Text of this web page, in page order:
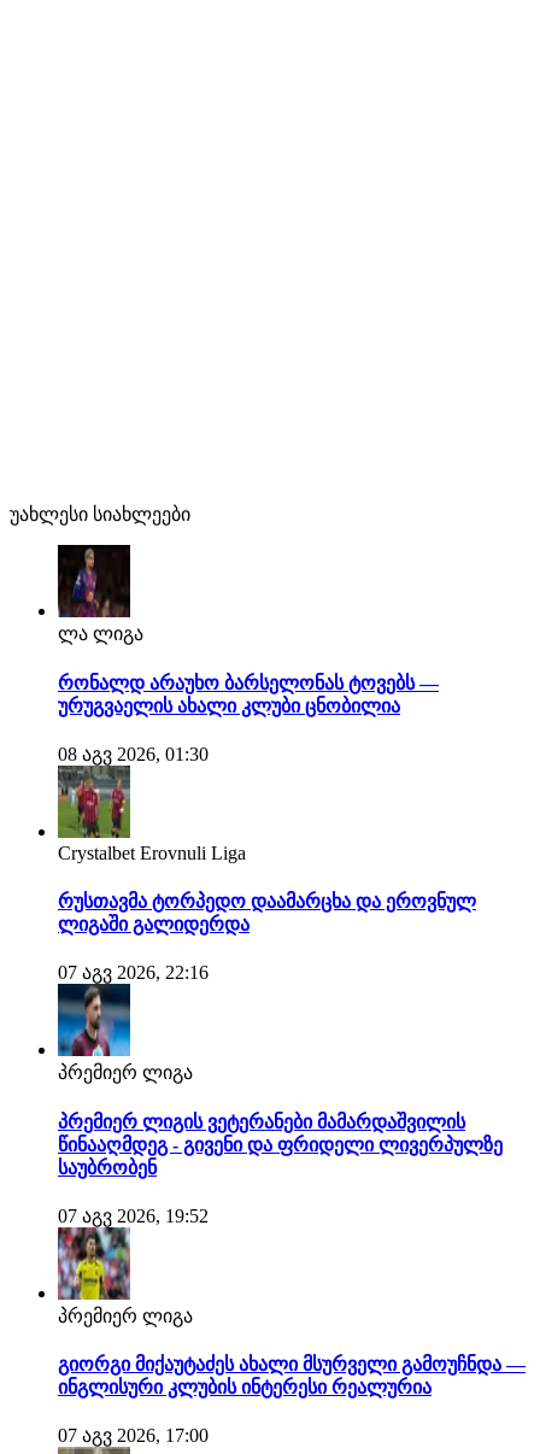
უახლესი სიახლეები
ლა ლიგა
რონალდ არაუხო ბარსელონას ტოვებს —
ურუგვაელის ახალი კლუბი ცნობილია
08 აგვ 2026, 01:30
Crystalbet Erovnuli Liga
რუსთავმა ტორპედო დაამარცხა და ეროვნულ
ლიგაში გალიდერდა
07 აგვ 2026, 22:16
პრემიერ ლიგა
პრემიერ ლიგის ვეტერანები მამარდაშვილის
წინააღმდეგ - გივენი და ფრიდელი ლივერპულზე
საუბრობენ
07 აგვ 2026, 19:52
პრემიერ ლიგა
გიორგი მიქაუტაძეს ახალი მსურველი გამოუჩნდა —
ინგლისური კლუბის ინტერესი რეალურია
07 აგვ 2026, 17:00